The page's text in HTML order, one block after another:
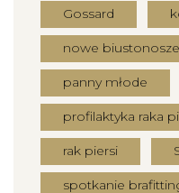
Gossard
nowe biustonosze
panny młode
profilaktyka raka
rak piersi
spotkanie